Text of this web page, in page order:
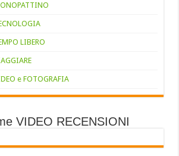
LIBERO
e FOTOGRAFIA
VIDEO RECENSIONI